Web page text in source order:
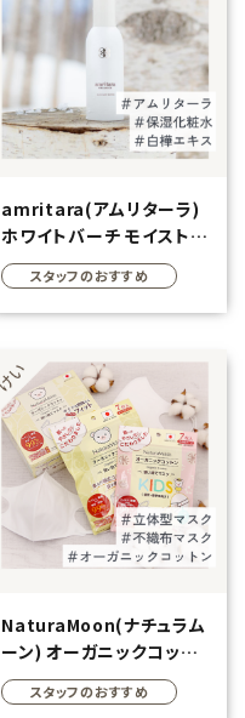
amritara(アムリターラ)
ホワイトバーチ モイストウ
ォーター
スタッフのおすすめ
NaturaMoon(ナチュラム
ーン) オーガニックコット
ン マスク ふつうサイズ
スタッフのおすすめ